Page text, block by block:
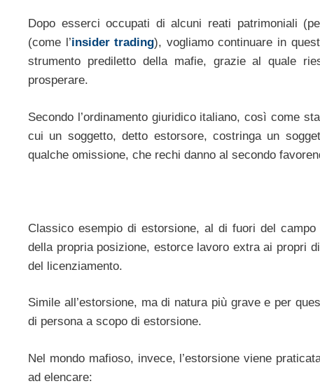
Dopo esserci occupati di alcuni reati patrimoniali
(come l’insider trading), vogliamo continuare in
strumento prediletto della mafie, grazie al quale
prosperare.
Secondo l’ordinamento giuridico italiano, così come
cui un soggetto, detto estorsore, costringa un
qualche omissione, che rechi danno al secondo
Classico esempio di estorsione, al di fuori del
della propria posizione, estorce lavoro extra ai propri
del licenziamento.
Simile all’estorsione, ma di natura più grave e per
di persona a scopo di estorsione.
Nel mondo mafioso, invece, l’estorsione viene
ad elencare: